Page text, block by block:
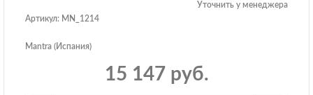
Уточнить у менеджера
Артикул: MN_1214
Mantra (Испания)
15 147 руб.